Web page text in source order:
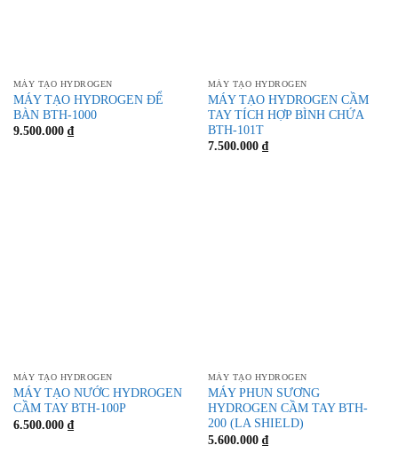
MÁY TẠO HYDROGEN
MÁY TẠO HYDROGEN ĐỂ
BÀN BTH-1000
9.500.000 ₫
MÁY TẠO HYDROGEN
MÁY TẠO HYDROGEN CẦM
TAY TÍCH HỢP BÌNH CHỨA
BTH-101T
7.500.000 ₫
MÁY TẠO HYDROGEN
MÁY TẠO NƯỚC HYDROGEN
CẦM TAY BTH-100P
6.500.000 ₫
MÁY TẠO HYDROGEN
MÁY PHUN SƯƠNG
HYDROGEN CẦM TAY BTH-
200 (LA SHIELD)
5.600.000 ₫